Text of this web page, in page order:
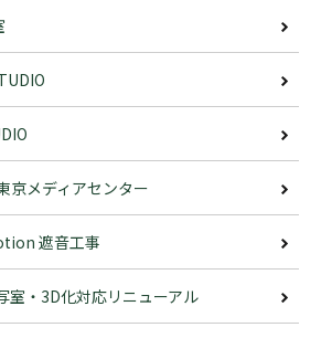
京メディアセンター
遮音工事
室・3D化対応リニューアル